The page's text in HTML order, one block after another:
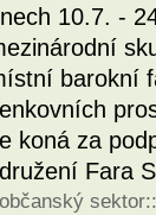
10.7. -
barokní
koná za
Fara
občanský sektor::